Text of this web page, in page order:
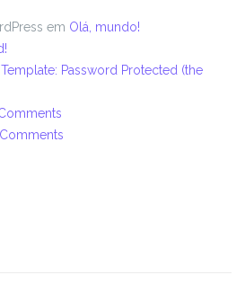
em Olá, mundo!
Password Protected (the